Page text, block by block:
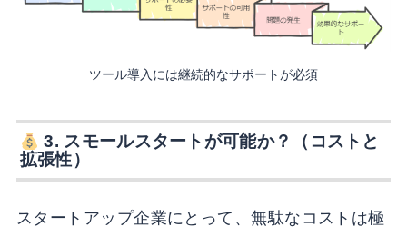
ツール導入には継続的なサポートが必須
3. スモールスタートが可能か？（コストと
拡張性）
スタートアップ企業にとって、無駄なコストは極